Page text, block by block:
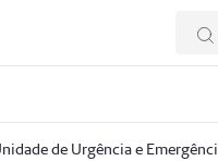
de Urgência e